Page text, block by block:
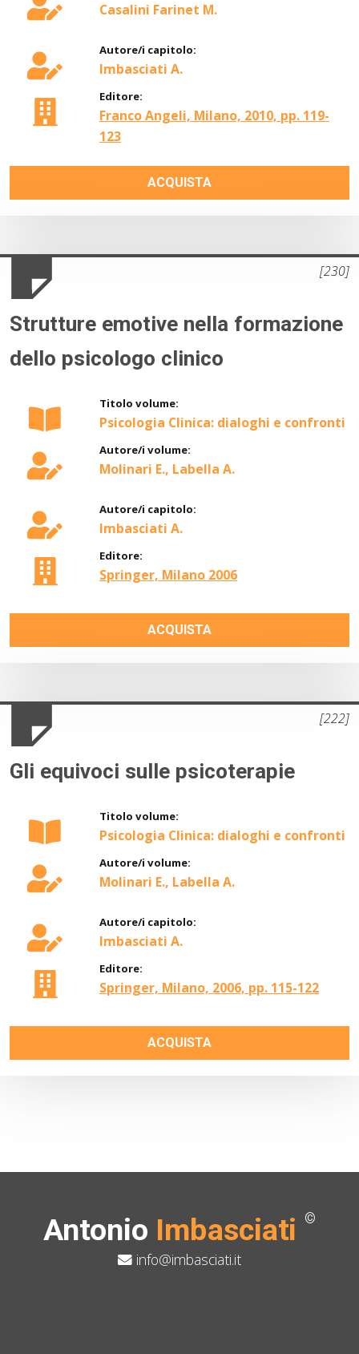
Casalini Farinet M.
Autore/i capitolo:
Imbasciati A.
Editore:
Franco Angeli, Milano, 2010, pp. 119-
123
ACQUISTA
Strutture emotive nella formazione
dello psicologo clinico
[230]
Titolo volume:
Psicologia Clinica: dialoghi e confronti
Autore/i volume:
Molinari E., Labella A.
Autore/i capitolo:
Imbasciati A.
Editore:
Springer, Milano 2006
ACQUISTA
Gli equivoci sulle psicoterapie
[222]
Titolo volume:
Psicologia Clinica: dialoghi e confronti
Autore/i volume:
Molinari E., Labella A.
Autore/i capitolo:
Imbasciati A.
Editore:
Springer, Milano, 2006, pp. 115-122
ACQUISTA
Antonio Imbasciati ©
info@imbasciati.it